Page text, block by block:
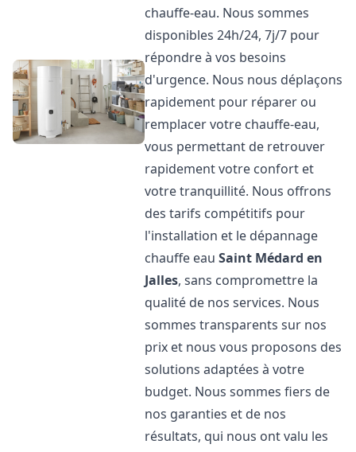
chauffe-eau. Nous sommes
disponibles 24h/24, 7j/7 pour
répondre à vos besoins
d'urgence. Nous nous déplaçons
rapidement pour réparer ou
remplacer votre chauffe-eau,
vous permettant de retrouver
rapidement votre confort et
votre tranquillité. Nous offrons
des tarifs compétitifs pour
l'installation et le dépannage
chauffe eauSaint Médard en
Jalles, sans compromettre la
qualité de nos services. Nous
sommes transparents sur nos
prix et nous vous proposons des
solutions adaptées à votre
budget. Nous sommes fiers de
nos garanties et de nos
résultats, qui nous ont valu les